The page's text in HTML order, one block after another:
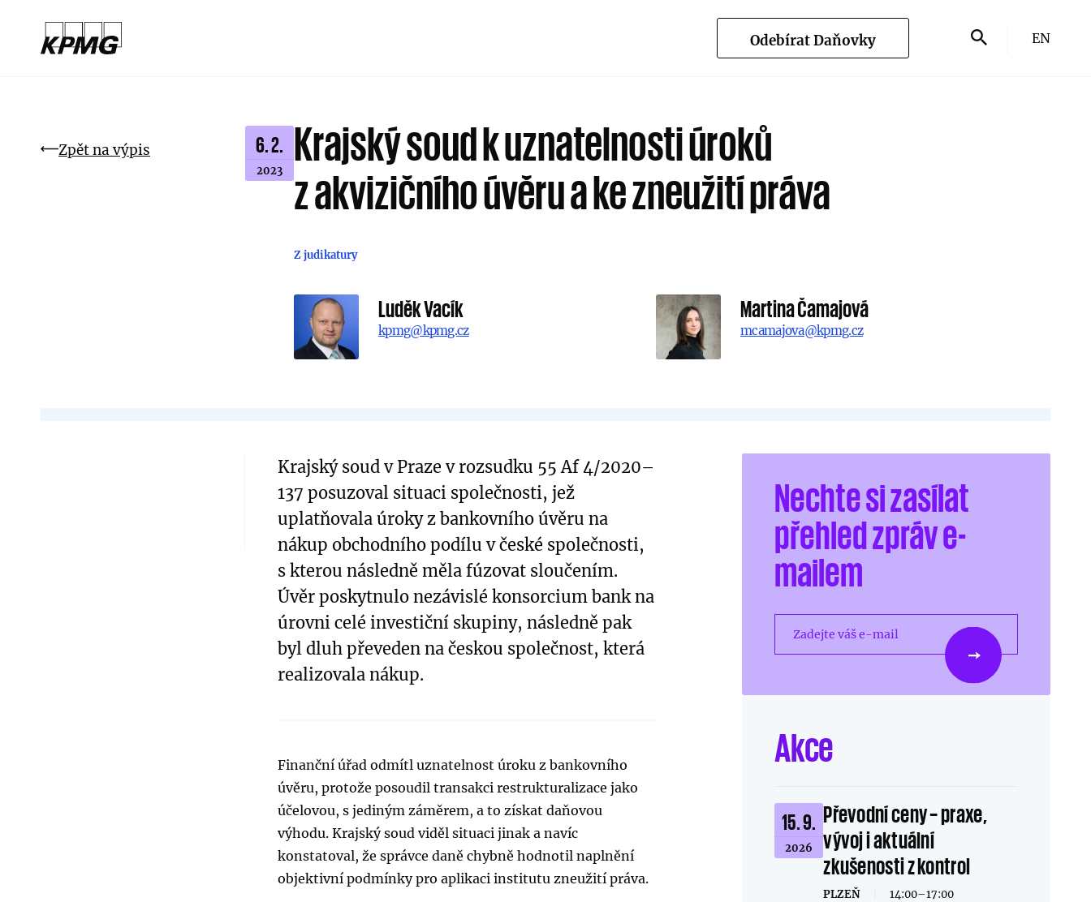
Odebírat Daňovky EN
Zpět na výpis 6. 2.
2023
Krajský soud k uznatelnosti úroků
z akvizičního úvěru a ke zneužití práva
Z judikatury
Luděk Vacík
kpmg@kpmg.cz
Martina Čamajová
mcamajova@kpmg.cz
Krajský soud v Praze v rozsudku 55 Af 4/2020–
137 posuzoval situaci společnosti, jež
uplatňovala úroky z bankovního úvěru na
nákup obchodního podílu v české společnosti,
s kterou následně měla fúzovat sloučením.
Úvěr poskytnulo nezávislé konsorcium bank na
úrovni celé investiční skupiny, následně pak
byl dluh převeden na českou společnost, která
realizovala nákup.
Finanční úřad odmítl uznatelnost úroku z bankovního
úvěru, protože posoudil transakci restrukturalizace jako
účelovou, s jediným záměrem, a to získat daňovou
výhodu. Krajský soud viděl situaci jinak a navíc
konstatoval, že správce daně chybně hodnotil naplnění
objektivní podmínky pro aplikaci institutu zneužití práva.
Nechte si zasílat
přehled zpráv e-
mailem
Zadejte váš e-mail
Akce
15. 9.
2026
Převodní ceny – praxe,
vývoj i aktuální
zkušenosti z kontrol
PLZEŇ 14:00–17:00